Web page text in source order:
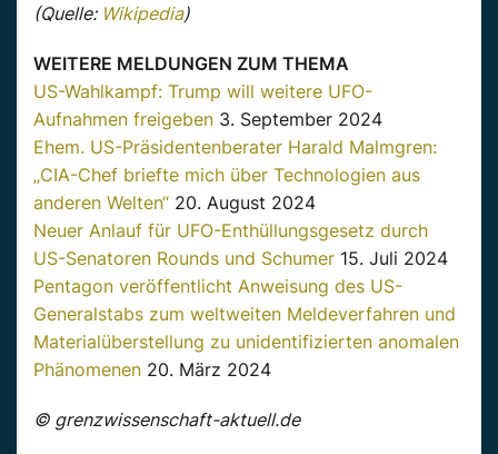
(Quelle: Wikipedia)
WEITERE MELDUNGEN ZUM THEMA
US-Wahlkampf: Trump will weitere UFO-
Aufnahmen freigeben 3. September 2024
Ehem. US-Präsidentenberater Harald Malmgren:
„CIA-Chef briefte mich über Technologien aus
anderen Welten“ 20. August 2024
Neuer Anlauf für UFO-Enthüllungsgesetz durch
US-Senatoren Rounds und Schumer 15. Juli 2024
Pentagon veröffentlicht Anweisung des US-
Generalstabs zum weltweiten Meldeverfahren und
Materialüberstellung zu unidentifizierten anomalen
Phänomenen 20. März 2024
© grenzwissenschaft-aktuell.de